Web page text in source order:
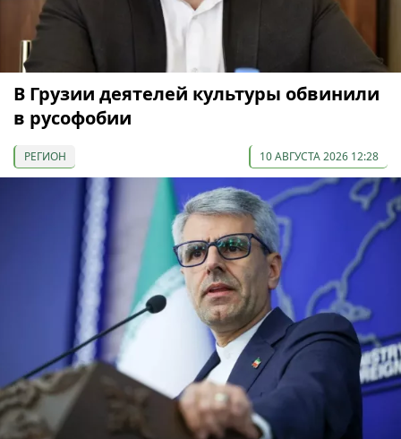
В Грузии деятелей культуры обвинили
в русофобии
РЕГИОН 10 АВГУСТА 2026 12:28